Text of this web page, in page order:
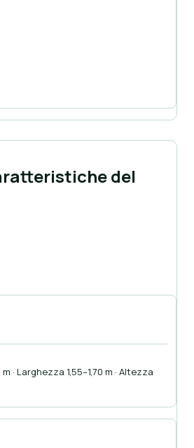
del
· Larghezza 1,55–1,70 m · Altezza